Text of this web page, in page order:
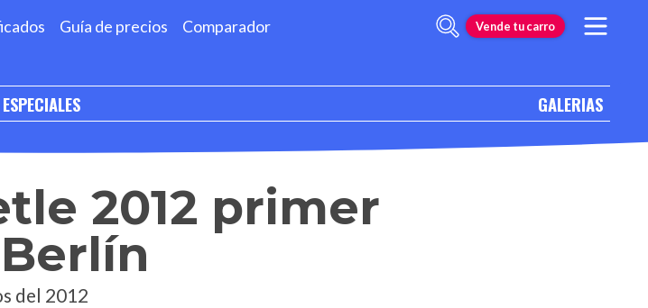
Guía de precios Comparador Vende tu carro
ESPECIALES GALERIAS
2012 primer
del 2012